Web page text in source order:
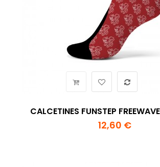
CALCETINES FUNSTEP
12,60 €